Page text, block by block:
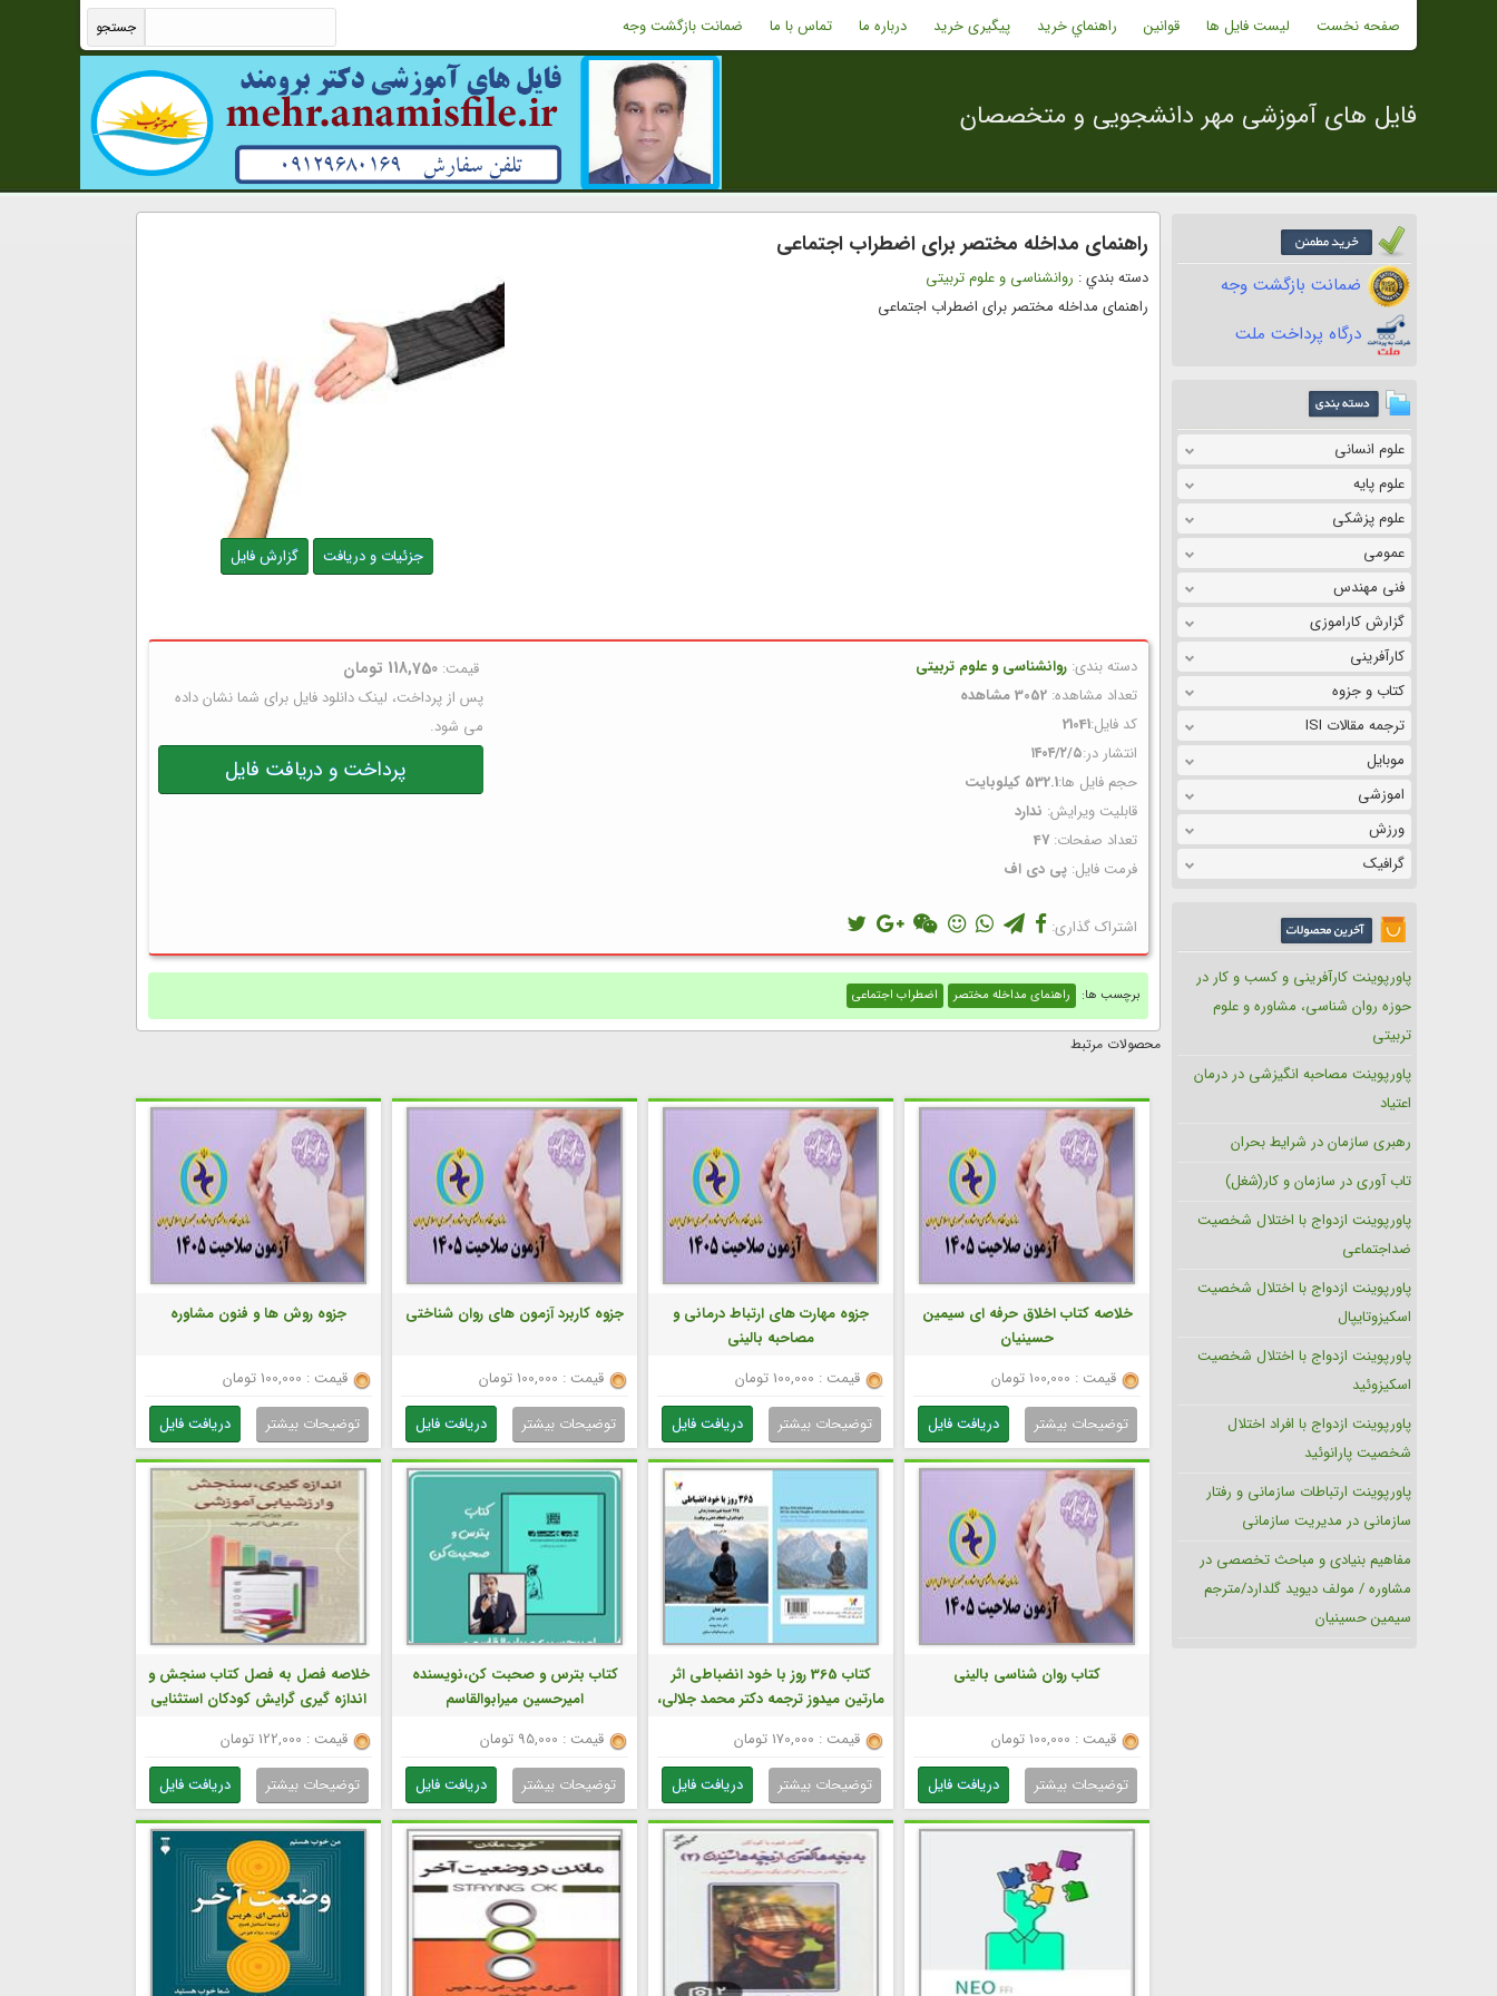
صفحه نخست لیست فایل ها قوانین راهنماي خريد پیگیری خرید درباره ما تماس با ما ضمانت بازگشت وجه
فایل های آموزشی مهر دانشجویی و متخصصان
ضمانت بازگشت وجه
درگاه پرداخت ملت
علوم انسانی
علوم پایه
علوم پزشکی
عمومی
فنی مهندس
گزارش کاراموزی
کارآفرینی
کتاب و جزوه
ترجمه مقالات ISI
موبایل
اموزشی
ورزش
گرافیک
پاورپوینت کارآفرینی و کسب و کار در
حوزه روان شناسی، مشاوره و علوم
تربیتی
پاورپوینت مصاحبه انگیزشی در درمان
اعتیاد
رهبری سازمان در شرایط بحران
تاب آوری در سازمان و کار(شغل)
پاورپوینت ازدواج با اختلال شخصیت
ضداجتماعی
پاورپوینت ازدواج با اختلال شخصیت
اسکیزوتایپال
پاورپوینت ازدواج با اختلال شخصیت
اسکیزوئید
پاورپوینت ازدواج با افراد اختلال
شخصیت پارانوئید
پاورپوینت ارتباطات سازمانی و رفتار
سازمانی در مدیریت سازمانی
مفاهیم بنیادی و مباحث تخصصی در
مشاوره / مولف دیوید گلدارد/مترجم
سیمین حسینیان
راهنمای مداخله مختصر برای اضطراب اجتماعی
دسته بندي : روانشناسی و علوم تربیتی
جزئیات و دریافت گزارش فایل
راهنمای مداخله مختصر برای اضطراب اجتماعی
دسته بندی: روانشناسی و علوم تربیتی
تعداد مشاهده: 3052 مشاهده
کد فایل:21041
انتشار در:۱۴۰۴/۲/۵
حجم فایل ها:532.1 کیلوبایت
قابلیت ویرایش: ندارد
تعداد صفحات: 47
فرمت فایل: پی دی اف
اشتراک گذاری:
قیمت: 118,750 تومان
پس از پرداخت، لینک دانلود فایل برای شما نشان داده
می شود.
پرداخت و دریافت فایل
برچسب ها: راهنمای مداخله مختصر اضطراب اجتماعی
محصولات مرتبط
خلاصه کتاب اخلاق حرفه ای سیمین
حسینیان
قیمت : 100,000 تومان
توضیحات بیشتر
دریافت فایل
جزوه مهارت های ارتباط درمانی و
مصاحبه بالینی
قیمت : 100,000 تومان
توضیحات بیشتر
دریافت فایل
جزوه کاربرد آزمون های روان شناختی
قیمت : 100,000 تومان
توضیحات بیشتر
دریافت فایل
جزوه روش ها و فنون مشاوره
قیمت : 100,000 تومان
توضیحات بیشتر
دریافت فایل
کتاب روان شناسی بالینی
قیمت : 100,000 تومان
توضیحات بیشتر
دریافت فایل
کتاب 365 روز با خود انضباطی اثر
مارتین میدوز ترجمه دکتر محمد جلالی،
سماوی(فایل پی دی اف)
قیمت : 170,000 تومان
توضیحات بیشتر
دریافت فایل
کتاب بترس و صحبت کن،نویسنده
امیرحسین میرابوالقاسم
قیمت : 95,000 تومان
توضیحات بیشتر
دریافت فایل
خلاصه فصل به فصل کتاب سنجش و
اندازه گیری گرایش کودکان استثنایی
قیمت : 122,000 تومان
توضیحات بیشتر
دریافت فایل